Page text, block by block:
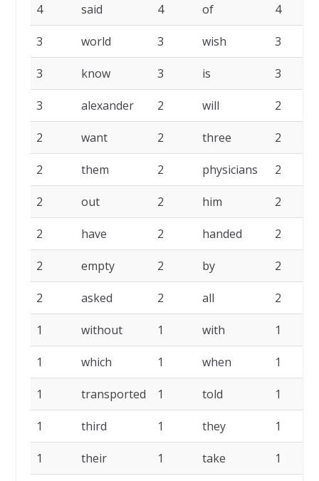
4 said 4 of 4
3 world 3 wish 3
3 know 3 is 3
3 alexander 2 will 2
2 want 2 three 2
2 them 2 physicians 2
2 out 2 him 2
2 have 2 handed 2
2 empty 2 by 2
2 asked 2 all 2
1 without 1 with 1
1 which 1 when 1
1 transported 1 told 1
1 third 1 they 1
1 their 1 take 1